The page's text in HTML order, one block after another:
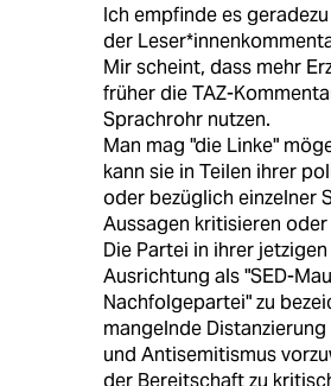
Ich empfinde es
der
Mir scheint, dass mehr
früher die TAZ-
Sprachrohr nutzen.
Man mag "die Linke"
kann sie in Teilen ihrer
oder bezüglich einzelner
Aussagen kritisieren
Die Partei in ihrer
Ausrichtung als "SED-
Nachfolgepartei" zu
mangelnde Distanzierung
und Antisemitismus
der Bereitschaft zu